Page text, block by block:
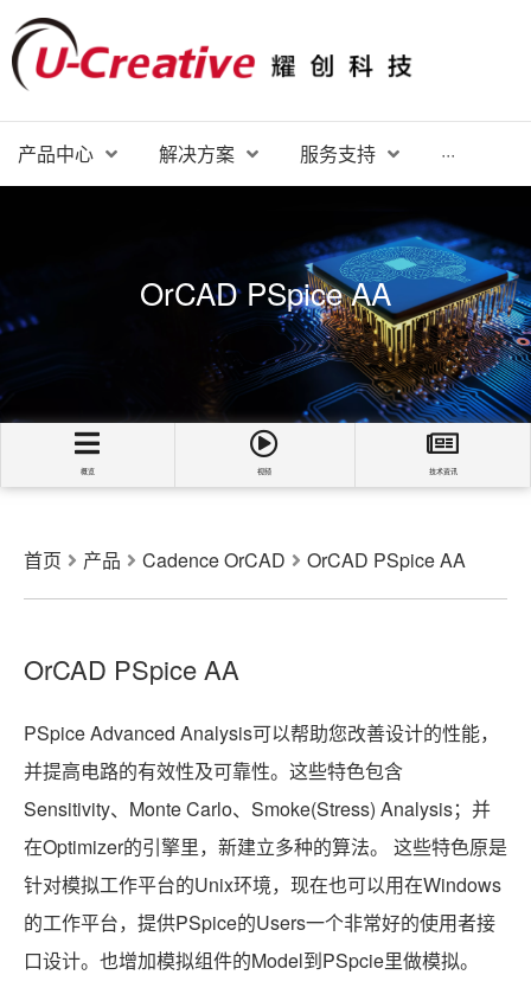
产品中心 解决方案 服务支持 ···
OrCAD PSpice AA
概览 视频 技术资讯
首页 产品 Cadence OrCAD OrCAD PSpice AA
OrCAD PSpice AA
PSpice Advanced Analysis可以帮助您改善设计的性能，
并提高电路的有效性及可靠性。这些特色包含
Sensitivity、Monte Carlo、Smoke(Stress) Analysis；并
在Optimizer的引擎里，新建立多种的算法。 这些特色原是
针对模拟工作平台的Unix环境，现在也可以用在Windows
的工作平台，提供PSpice的Users一个非常好的使用者接
口设计。也增加模拟组件的Model到PSpcie里做模拟。